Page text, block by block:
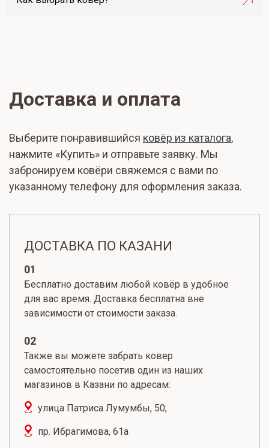
Доставка и оплата
Выберите понравившийся ковёр из каталога,
нажмите «Купить» и отправьте заявку. Мы
забронируем ковёри свяжемся с вами по
указанному телефону для оформления заказа.
ДОСТАВКА ПО КАЗАНИ
01
Бесплатно доставим любой ковёр в удобное
для вас время. Доставка бесплатна вне
зависимости от стоимости заказа.
02
Также вы можете забрать ковер
самостоятельно посетив один из наших
магазинов в Казани по адресам:
улица Патриса Лумумбы, 50;
пр. Ибрагимова, 61а